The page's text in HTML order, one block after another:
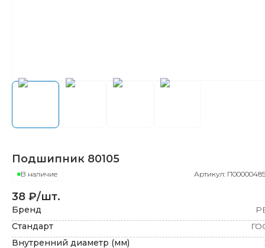
Подшипник 80105
В наличие Артикул:
38 ₽/шт.
Бренд
Стандарт
Внутренний диаметр (мм)